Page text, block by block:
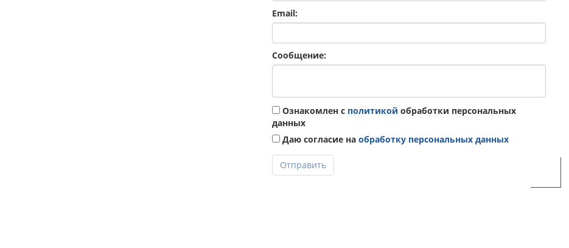
Email:
Сообщение:
Ознакомлен с политикой обработки персональных
данных
Даю согласие на обработку персональных данных
Отправить